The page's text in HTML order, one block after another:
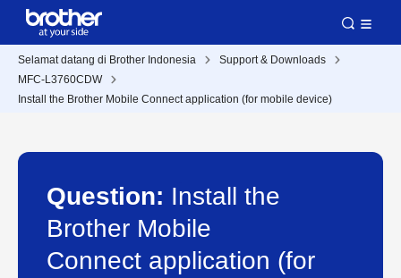
Selamat datang di Brother Indonesia
Support & Downloads
MFC-L3760CDW
Install the Brother Mobile Connect application (for mobile device)
Question: Install the
Brother Mobile
Connect application (for